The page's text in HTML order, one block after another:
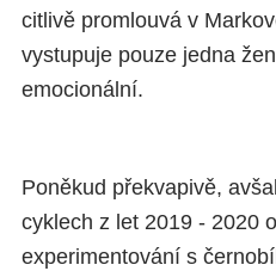
citlivě promlouvá v
vystupuje pouze jedna
emocionální.
Poněkud překvapivě,
cyklech z let 2019 - 2020
experimentování s